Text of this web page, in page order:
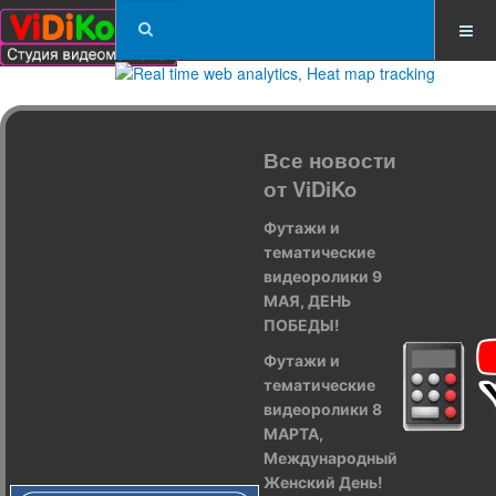
Все новости
от ViDiKo
Футажи и
тематические
видеоролики 9
МАЯ, ДЕНЬ
ПОБЕДЫ!
Футажи и
тематические
видеоролики 8
МАРТА,
Международный
Женский День!